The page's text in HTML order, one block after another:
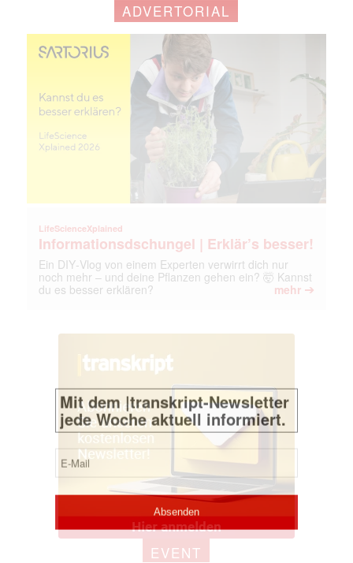
Mit dem |transkript-Newsletter
jede Woche aktuell informiert.
Mail
(erforderlich)
ADVERTORIAL
LifeScienceXplained
Informationsdschungel | Erklär’s besser!
Ein DIY‑Vlog von einem Experten verwirrt dich nur
noch mehr – und deine Pflanzen gehen ein? 🤯 Kannst
du es besser erklären?
mehr ➔
EVENT